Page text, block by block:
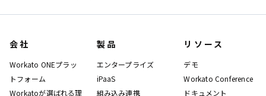
会社
Workato ONEプラッ
トフォーム
Workatoが選ばれる理
製品
エンタープライズ
iPaaS
組み込み連携
リソース
デモ
Workato Conference
ドキュメント